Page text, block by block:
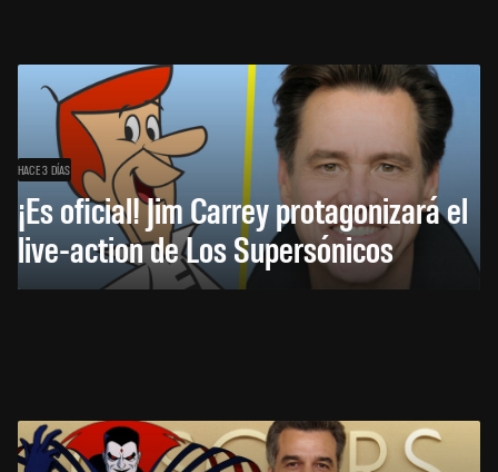
HACE 3 DÍAS
¡Es oficial! Jim Carrey protagonizará el
live-action de Los Supersónicos